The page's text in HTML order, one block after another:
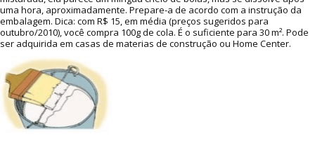
uma hora, aproximadamente. Prepare-a de acordo com a instrução da
embalagem. Dica: com R$ 15, em média (preços sugeridos para
outubro/2010), você compra 100g de cola. É o suficiente para 30 m². Pode
ser adquirida em casas de materias de construção ou Home Center.